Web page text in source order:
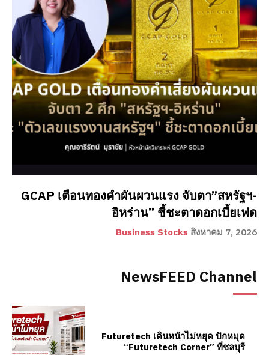
GCAP เตือนทองคำผันผวนแรง จับตา”สหรัฐฯ-
อิหร่าน” ชี้ชะตาดอกเบี้ยเฟด
Business Stocks สิงหาคม 7, 2026
NewsFEED Channel
Futuretech เดินหน้าไม่หยุด ปักหมุด
“Futuretech Corner” ที่ชลบุรี